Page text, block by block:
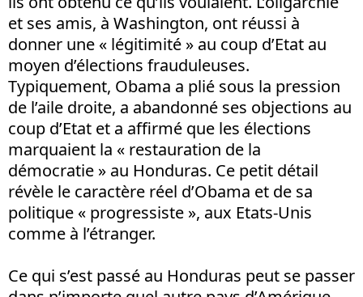
et ses amis, à Washington, ont réussi à
donner une « légitimité » au coup d’Etat au
moyen d’élections frauduleuses.
Typiquement, Obama a plié sous la pression
de l’aile droite, a abandonné ses objections au
coup d’Etat et a affirmé que les élections
marquaient la « restauration de la
démocratie » au Honduras. Ce petit détail
révèle le caractère réel d’Obama et de sa
politique « progressiste », aux Etats-Unis
comme à l’étranger.
Ce qui s’est passé au Honduras peut se passer